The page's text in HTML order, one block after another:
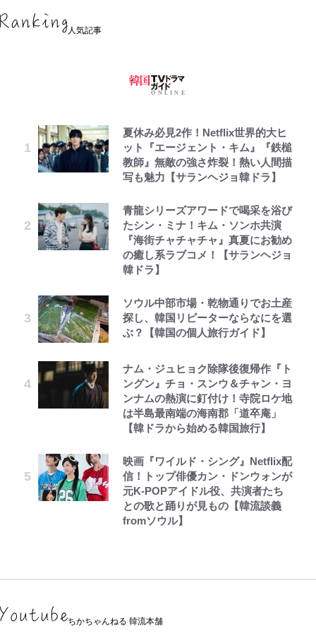
人気記事
夏休み必見2作！Netflix世界的大ヒ
ット『エージェント・キム』『鉄槌
教師』無敵の強さ炸裂！熱い人間描
写も魅力【サランヘジョ韓ドラ】
青龍シリーズアワードで喝采を浴び
たシン・ミナ！キム・ソンホ共演
『海街チャチャチャ』真夏にお勧め
の癒し系ラブコメ！【サランヘジョ
韓ドラ】
ソウル中部市場・乾物通りでお土産
探し、韓国リピーターならなにを選
ぶ？【韓国の個人旅行ガイド】
ナム・ジュヒョク除隊後復帰作『ト
ングン』チョ・スンウ＆チャン・ヨ
ンナムの熱演に釘付け！寺院ロケ地
は半島最南端の海南郡「道卒庵」
【韓ドラから始める韓国旅行】
映画『ワイルド・シング』Netflix配
信！トップ俳優カン・ドンウォンが
元K-POPアイドル役、共演者たち
との歌と踊りが見もの【韓流談義
fromソウル】
ちかちゃんねる 韓流本舗